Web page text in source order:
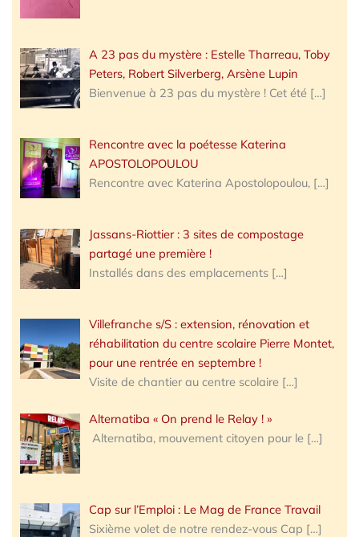
A 23 pas du mystère : Estelle Tharreau, Toby
Peters, Robert Silverberg, Arsène Lupin
Bienvenue à 23 pas du mystère ! Cet été […]
Rencontre avec la poétesse Katerina
APOSTOLOPOULOU
Rencontre avec Katerina Apostolopoulou, […]
Jassans-Riottier : 3 sites de compostage
partagé une première !
Installés dans des emplacements […]
Villefranche s/S : extension, rénovation et
réhabilitation du centre scolaire Pierre Montet,
pour une rentrée en septembre !
Visite de chantier au centre scolaire […]
Alternatiba « On prend le Relay ! »
Alternatiba, mouvement citoyen pour le […]
Cap sur l’Emploi : Le Mag de France Travail
Sixième volet de notre rendez-vous Cap […]